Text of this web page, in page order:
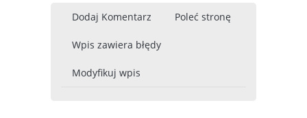
Dodaj Komentarz Poleć stronę
Wpis zawiera błędy
Modyfikuj wpis